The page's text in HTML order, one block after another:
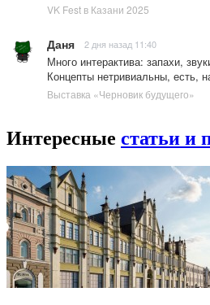
VK Fest в Казани 2025
Даня 2 дня назад 11:40
Много интерактива: запахи,
Концепты нетривиальны, есть,
Выставка «Черновик будущего»
Интересные статьи и